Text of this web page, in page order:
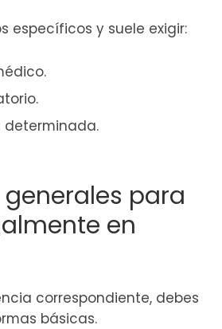
específicos y suele exigir:
determinada.
para
en
correspondiente, debes
básicas.